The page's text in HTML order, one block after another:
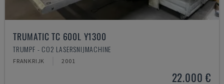
TRUMATIC TC 600L Y1300
TRUMPF - CO2 LASERSNIJMACHINE
FRANKRIJK 2001
22.000 €